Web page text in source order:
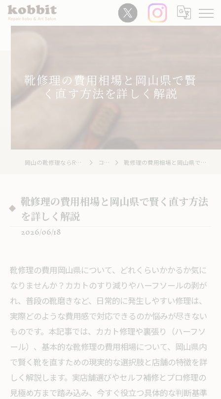
靴修理の費用相場と岡山県で賢
く直す方法を詳しく解説
岡山の靴修理ならRepair Kobo kobbit コラム 靴修理の費用相場と岡山県で賢く直す方法を詳しく解説
靴修理の費用相場と岡山県で賢く直す方法
を詳しく解説
2026/06/18
靴修理の費用岡山県について、どれくらいかかるか気に
なりませんか？カカトのすり減りやハーフソールの剥が
れ、普段の靴磨きなど、日常的に発生しやすい修理は、
実際どのような費用感で対応できるのか悩みが尽きない
ものです。本記事では、カカト修理や裏張り（ハーフソ
ール）、基本的な靴修理の費用相場について、岡山県内
で賢く靴を直すための現実的な選択肢と店舗の特徴を詳
しく解説します。実店舗選びやセルフ補修とプロ修理の
見極め方まで踏み込み、今すぐ役立つ具体的な判断基準